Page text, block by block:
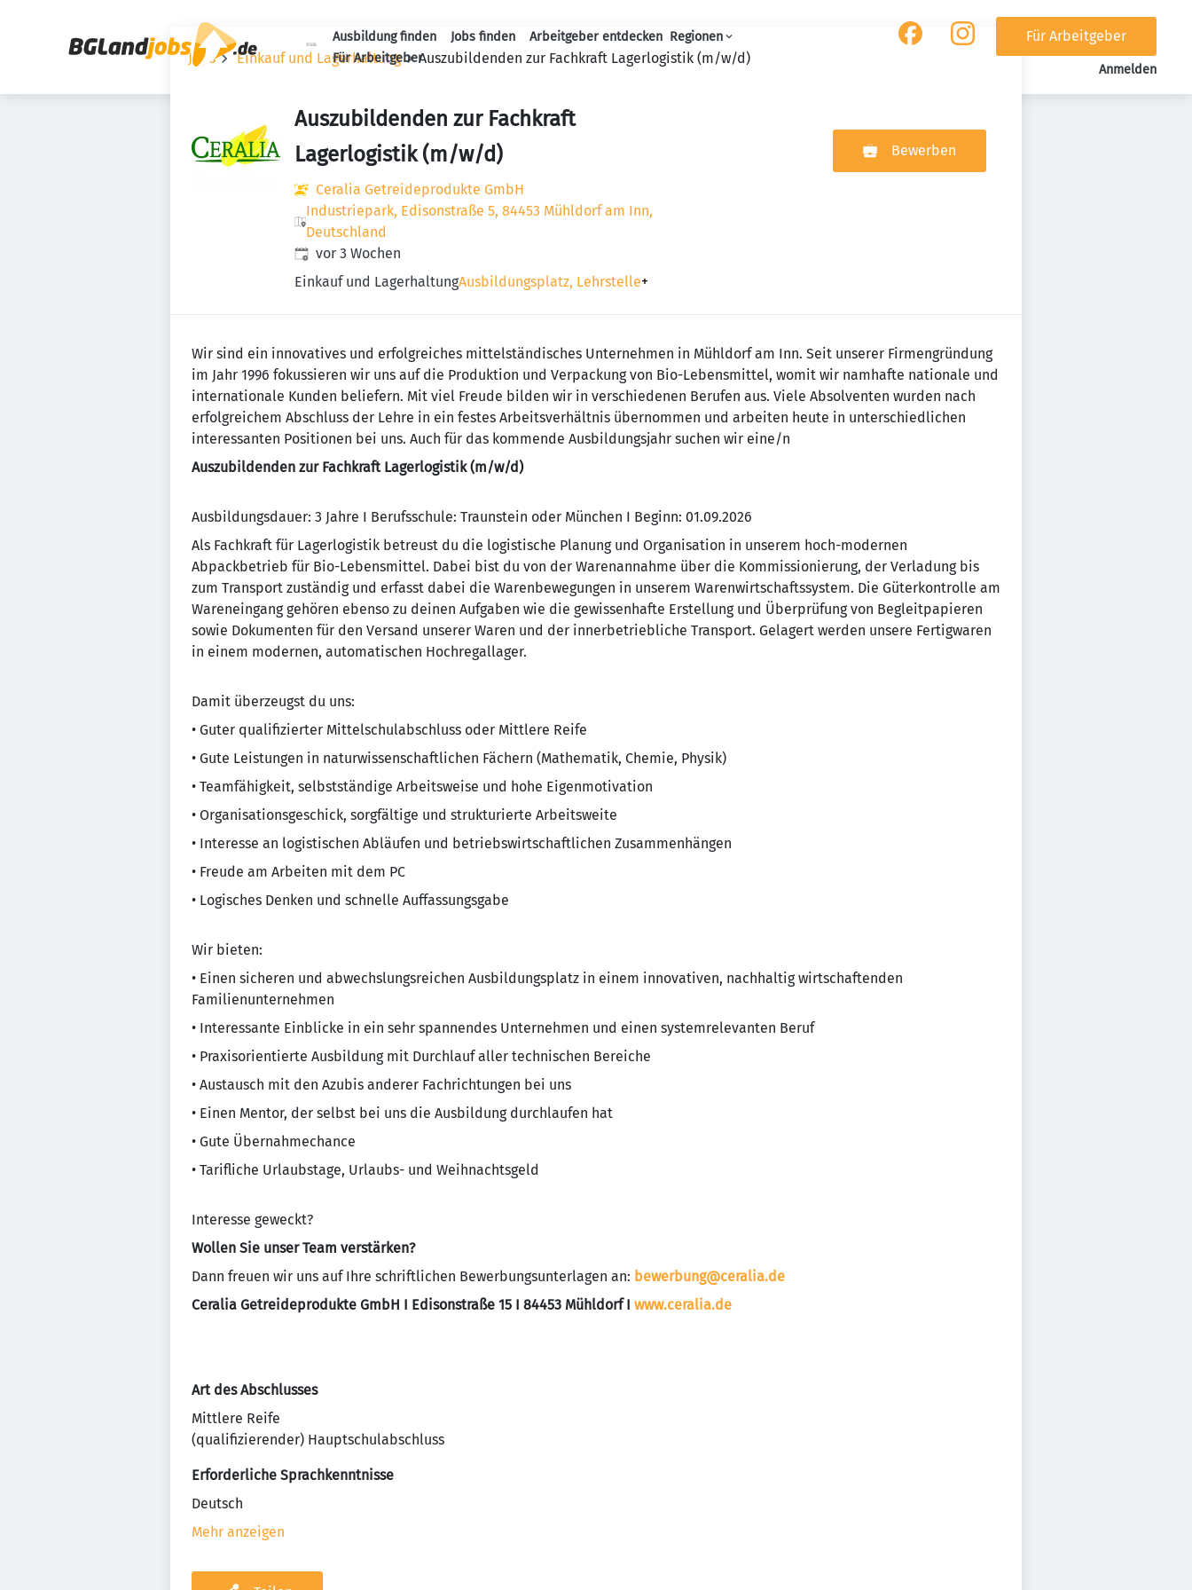
Haupt-Navigation
Ausbildung finden Jobs finden Arbeitgeber entdecken Regionen
Für Arbeitgeber
Für Arbeitgeber
Anmelden
Jobs Einkauf und Lagerhaltung Auszubildenden zur Fachkraft Lagerlogistik (m/w/d)
Auszubildenden zur Fachkraft
Lagerlogistik (m/w/d)
Ceralia Getreideprodukte GmbH
Industriepark, Edisonstraße 5, 84453 Mühldorf am Inn,
Deutschland
Veröffentlicht:
vor 3 Wochen
Einkauf und LagerhaltungAusbildungsplatz, Lehrstelle+
Bewerben
Wir sind ein innovatives und erfolgreiches mittelständisches Unternehmen in Mühldorf am Inn. Seit unserer Firmengründung
im Jahr 1996 fokussieren wir uns auf die Produktion und Verpackung von Bio-Lebensmittel, womit wir namhafte nationale und
internationale Kunden beliefern. Mit viel Freude bilden wir in verschiedenen Berufen aus. Viele Absolventen wurden nach
erfolgreichem Abschluss der Lehre in ein festes Arbeitsverhältnis übernommen und arbeiten heute in unterschiedlichen
interessanten Positionen bei uns. Auch für das kommende Ausbildungsjahr suchen wir eine/n
Auszubildenden zur Fachkraft Lagerlogistik (m/w/d)
Ausbildungsdauer: 3 Jahre I Berufsschule: Traunstein oder München I Beginn: 01.09.2026
Als Fachkraft für Lagerlogistik betreust du die logistische Planung und Organisation in unserem hoch-modernen
Abpackbetrieb für Bio-Lebensmittel. Dabei bist du von der Warenannahme über die Kommissionierung, der Verladung bis
zum Transport zuständig und erfasst dabei die Warenbewegungen in unserem Warenwirtschaftssystem. Die Güterkontrolle am
Wareneingang gehören ebenso zu deinen Aufgaben wie die gewissenhafte Erstellung und Überprüfung von Begleitpapieren
sowie Dokumenten für den Versand unserer Waren und der innerbetriebliche Transport. Gelagert werden unsere Fertigwaren
in einem modernen, automatischen Hochregallager.
Damit überzeugst du uns:
• Guter qualifizierter Mittelschulabschluss oder Mittlere Reife
• Gute Leistungen in naturwissenschaftlichen Fächern (Mathematik, Chemie, Physik)
• Teamfähigkeit, selbstständige Arbeitsweise und hohe Eigenmotivation
• Organisationsgeschick, sorgfältige und strukturierte Arbeitsweite
• Interesse an logistischen Abläufen und betriebswirtschaftlichen Zusammenhängen
• Freude am Arbeiten mit dem PC
• Logisches Denken und schnelle Auffassungsgabe
Wir bieten:
• Einen sicheren und abwechslungsreichen Ausbildungsplatz in einem innovativen, nachhaltig wirtschaftenden
Familienunternehmen
• Interessante Einblicke in ein sehr spannendes Unternehmen und einen systemrelevanten Beruf
• Praxisorientierte Ausbildung mit Durchlauf aller technischen Bereiche
• Austausch mit den Azubis anderer Fachrichtungen bei uns
• Einen Mentor, der selbst bei uns die Ausbildung durchlaufen hat
• Gute Übernahmechance
• Tarifliche Urlaubstage, Urlaubs- und Weihnachtsgeld
Interesse geweckt?
Wollen Sie unser Team verstärken?
Dann freuen wir uns auf Ihre schriftlichen Bewerbungsunterlagen an: bewerbung@ceralia.de
Ceralia Getreideprodukte GmbH I Edisonstraße 15 I 84453 Mühldorf I www.ceralia.de
Art des Abschlusses
Mittlere Reife
(qualifizierender) Hauptschulabschluss
Erforderliche Sprachkenntnisse
Deutsch
Mehr anzeigen